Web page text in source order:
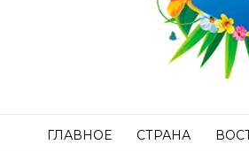
ГЛАВНОЕ СТРАНА